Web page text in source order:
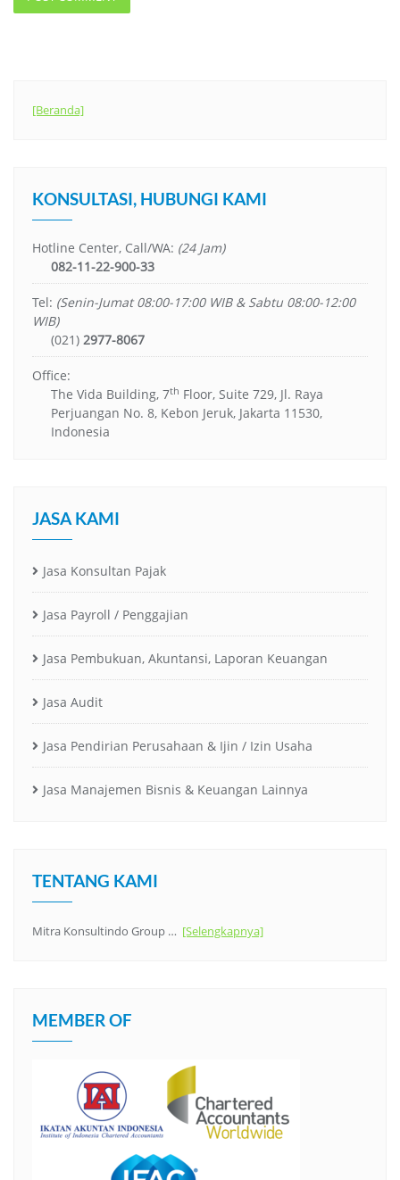
[Beranda]
KONSULTASI, HUBUNGI KAMI
Hotline Center, Call/WA: (24 Jam)
082-11-22-900-33
Tel: (Senin-Jumat 08:00-17:00 WIB & Sabtu 08:00-12:00
WIB)
(021) 2977-8067
Office:
The Vida Building, 7th Floor, Suite 729, Jl. Raya
Perjuangan No. 8, Kebon Jeruk, Jakarta 11530,
Indonesia
JASA KAMI
Jasa Konsultan Pajak
Jasa Payroll / Penggajian
Jasa Pembukuan, Akuntansi, Laporan Keuangan
Jasa Audit
Jasa Pendirian Perusahaan & Ijin / Izin Usaha
Jasa Manajemen Bisnis & Keuangan Lainnya
TENTANG KAMI
Mitra Konsultindo Group … [Selengkapnya]
MEMBER OF